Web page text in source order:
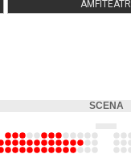
AMFITEATR